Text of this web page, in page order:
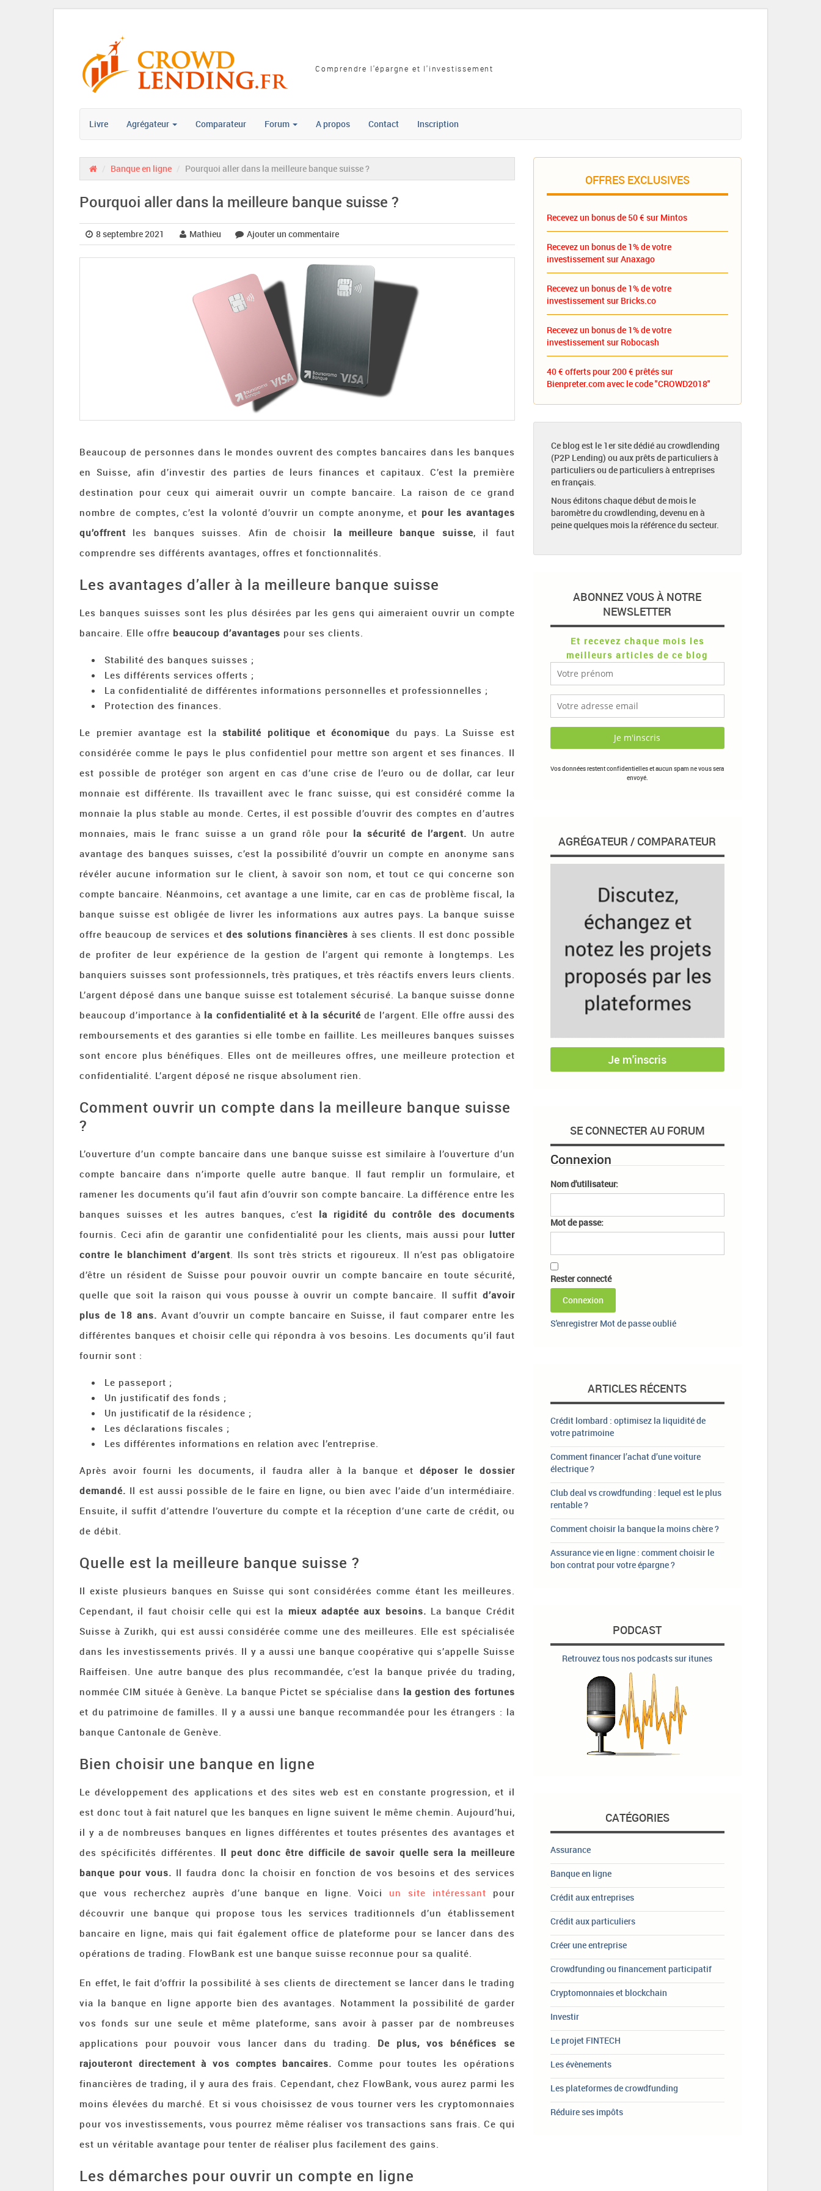
Comprendre l'épargne et l'investissement
Livre Agrégateur Comparateur Forum A propos Contact Inscription
Banque en ligne Pourquoi aller dans la meilleure banque suisse ?
Pourquoi aller dans la meilleure banque suisse ?
8 septembre 2021 Mathieu Ajouter un commentaire
Beaucoup de personnes dans le mondes ouvrent des comptes bancaires dans les banques
en Suisse, afin d’investir des parties de leurs finances et capitaux. C’est la première
destination pour ceux qui aimerait ouvrir un compte bancaire. La raison de ce grand
nombre de comptes, c’est la volonté d’ouvrir un compte anonyme, et pour les avantages
qu’offrent les banques suisses. Afin de choisir la meilleure banque suisse, il faut
comprendre ses différents avantages, offres et fonctionnalités.
Les avantages d’aller à la meilleure banque suisse
Les banques suisses sont les plus désirées par les gens qui aimeraient ouvrir un compte
bancaire. Elle offre beaucoup d’avantages pour ses clients.
Stabilité des banques suisses ;
Les différents services offerts ;
La confidentialité de différentes informations personnelles et professionnelles ;
Protection des finances.
Le premier avantage est la stabilité politique et économiquedu pays. La Suisse est
considérée comme le pays le plus confidentiel pour mettre son argent et ses finances. Il
est possible de protéger son argent en cas d’une crise de l’euro ou de dollar, car leur
monnaie est différente. Ils travaillent avec le franc suisse, qui est considéré comme la
monnaie la plus stable au monde. Certes, il est possible d’ouvrir des comptes en d’autres
monnaies, mais le franc suisse a un grand rôle pour la sécurité de l’argent. Un autre
avantage des banques suisses, c’est la possibilité d’ouvrir un compte en anonyme sans
révéler aucune information sur le client, à savoir son nom, et tout ce qui concerne son
compte bancaire. Néanmoins, cet avantage a une limite, car en cas de problème fiscal, la
banque suisse est obligée de livrer les informations aux autres pays. La banque suisse
offre beaucoup de services etdes solutions financières à ses clients. Il est donc possible
de profiter de leur expérience de la gestion de l’argent qui remonte à longtemps. Les
banquiers suisses sont professionnels, très pratiques, et très réactifs envers leurs clients.
L’argent déposé dans une banque suisse est totalement sécurisé. La banque suisse donne
beaucoup d’importance à la confidentialité et à la sécurité de l’argent. Elle offre aussi des
remboursements et des garanties si elle tombe en faillite. Les meilleures banques suisses
sont encore plus bénéfiques. Elles ont de meilleures offres, une meilleure protection et
confidentialité. L’argent déposé ne risque absolument rien.
Comment ouvrir un compte dans la meilleure banque suisse
?
L’ouverture d’un compte bancaire dans une banque suisse est similaire à l’ouverture d’un
compte bancaire dans n’importe quelle autre banque. Il faut remplir un formulaire, et
ramener les documents qu’il faut afin d’ouvrir son compte bancaire. La différence entre les
banques suisses et les autres banques, c’est la rigidité du contrôle des documents
fournis. Ceci afin de garantir une confidentialité pour les clients, mais aussi pour lutter
contre le blanchiment d’argent. Ils sont très stricts et rigoureux. Il n’est pas obligatoire
d’être un résident de Suisse pour pouvoir ouvrir un compte bancaire en toute sécurité,
quelle que soit la raison qui vous pousse à ouvrir un compte bancaire. Il suffit d’avoir
plus de 18 ans. Avant d’ouvrir un compte bancaire en Suisse, il faut comparer entre les
différentes banques et choisir celle qui répondra à vos besoins. Les documents qu’il faut
fournir sont :
Le passeport ;
Un justificatif des fonds ;
Un justificatif de la résidence ;
Les déclarations fiscales ;
Les différentes informations en relation avec l’entreprise.
Après avoir fourni les documents, il faudra aller à la banque et déposer le dossier
demandé. Il est aussi possible de le faire en ligne, ou bien avec l’aide d’un intermédiaire.
Ensuite, il suffit d’attendre l’ouverture du compte et la réception d’une carte de crédit, ou
de débit.
Quelle est la meilleure banque suisse ?
Il existe plusieurs banques en Suisse qui sont considérées comme étant les meilleures.
Cependant, il faut choisir celle qui est la mieuxadaptée aux besoins. La banque Crédit
Suisse à Zurikh, qui est aussi considérée comme une des meilleures. Elle est spécialisée
dans les investissements privés. Il y a aussi une banque coopérative qui s’appelle Suisse
Raiffeisen. Une autre banque des plus recommandée, c’est la banque privée du trading,
nommée CIM située à Genève. La banque Pictet se spécialise dans la gestion des fortunes
et du patrimoine de familles. Il y a aussi une banque recommandée pour les étrangers : la
banque Cantonale de Genève.
Bien choisir une banque en ligne
Le développement des applications et des sites web est en constante progression, et il
est donc tout à fait naturel que les banques en ligne suivent le même chemin. Aujourd’hui,
il y a de nombreuses banques en lignes différentes et toutes présentes des avantages et
des spécificités différentes. Il peut donc être difficile de savoir quelle sera la meilleure
banque pour vous. Il faudra donc la choisir en fonction de vos besoins et des services
que vous recherchez auprès d’une banque en ligne. Voici un site intéressant pour
découvrir une banque qui propose tous les services traditionnels d’un établissement
bancaire en ligne, mais qui fait également office de plateforme pour se lancer dans des
opérations de trading. FlowBank est une banque suisse reconnue pour sa qualité.
En effet, le fait d’offrir la possibilité à ses clients de directement se lancer dans le trading
via la banque en ligne apporte bien des avantages. Notamment la possibilité de garder
vos fonds sur une seule et même plateforme, sans avoir à passer par de nombreuses
applications pour pouvoir vous lancer dans du trading. De plus, vos bénéfices se
rajouteront directement à vos comptes bancaires. Comme pour toutes les opérations
financières de trading, il y aura des frais. Cependant, chez FlowBank, vous aurez parmi les
moins élevées du marché. Et si vous choisissez de vous tourner vers les cryptomonnaies
pour vos investissements, vous pourrez même réaliser vos transactions sans frais. Ce qui
est un véritable avantage pour tenter de réaliser plus facilement des gains.
Les démarches pour ouvrir un compte en ligne
OFFRES EXCLUSIVES
Recevez un bonus de 50 € sur Mintos
Recevez un bonus de 1% de votre
investissement sur Anaxago
Recevez un bonus de 1% de votre
investissement sur Bricks.co
Recevez un bonus de 1% de votre
investissement sur Robocash
40 € offerts pour 200 € prêtés sur
Bienpreter.com avec le code "CROWD2018"
Ce blog est le 1er site dédié au crowdlending
(P2P Lending) ou aux prêts de particuliers à
particuliers ou de particuliers à entreprises
en français.
Nous éditons chaque début de mois le
baromètre du crowdlending, devenu en à
peine quelques mois la référence du secteur.
ABONNEZ VOUS À NOTRE
NEWSLETTER
Et recevez chaque mois les
meilleurs articles de ce blog
Vos données restent confidentielles et aucun spam ne vous sera
envoyé.
AGRÉGATEUR / COMPARATEUR
Je m'inscris
SE CONNECTER AU FORUM
Connexion
Nom d'utilisateur:
Mot de passe:
Rester connecté
Connexion
S'enregistrer Mot de passe oublié
ARTICLES RÉCENTS
Crédit lombard : optimisez la liquidité de
votre patrimoine
Comment financer l’achat d’une voiture
électrique ?
Club deal vs crowdfunding : lequel est le plus
rentable ?
Comment choisir la banque la moins chère ?
Assurance vie en ligne : comment choisir le
bon contrat pour votre épargne ?
PODCAST
Retrouvez tous nos podcasts sur itunes
CATÉGORIES
Assurance
Banque en ligne
Crédit aux entreprises
Crédit aux particuliers
Créer une entreprise
Crowdfunding ou financement participatif
Cryptomonnaies et blockchain
Investir
Le projet FINTECH
Les évènements
Les plateformes de crowdfunding
Réduire ses impôts